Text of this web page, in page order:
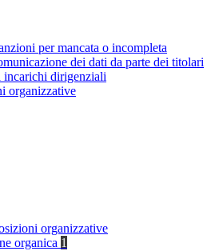
per mancata o incompleta
dei dati da parte dei titolari
incarichi dirigenziali
organizzative
organizzative
organica 1